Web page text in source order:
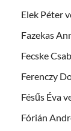
Elek Péter
Fazekas
Fecske
Ferenczy
Fésűs Éva
Fórián